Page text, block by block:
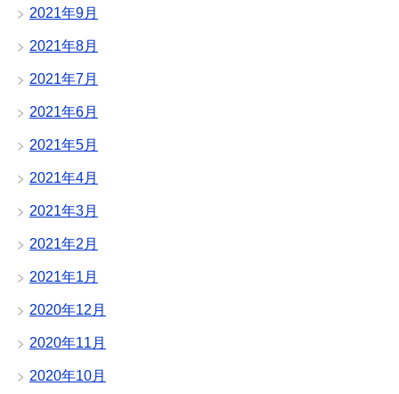
2021年9月
2021年8月
2021年7月
2021年6月
2021年5月
2021年4月
2021年3月
2021年2月
2021年1月
2020年12月
2020年11月
2020年10月